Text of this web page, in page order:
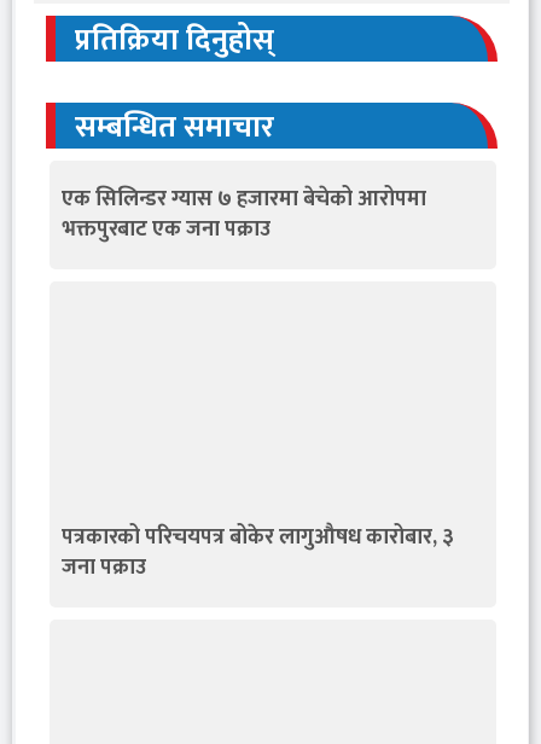
प्रतिक्रिया दिनुहोस्
सम्बन्धित समाचार
एक सिलिन्डर ग्यास ७ हजारमा बेचेको आरोपमा
भक्तपुरबाट एक जना पक्राउ
पत्रकारको परिचयपत्र बोकेर लागुऔषध कारोबार, ३
जना पक्राउ